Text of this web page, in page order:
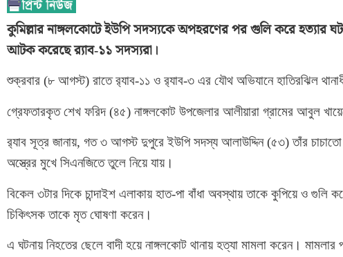
কুমিল্লার নাঙ্গলকোটে ইউপি সদস্যকে অপহরণের পর গুলি করে হত্যার
আটক করেছে র‌্যাব-১১ সদস্যরা।
শুক্রবার (৮ আগস্ট) রাতে র‌্যাব-১১ ও র‌্যাব-৩ এর যৌথ অভিযানে হাতিরঝিল
গ্রেফতারকৃত শেখ ফরিদ (৪৫) নাঙ্গলকোট উপজেলার আলীয়ারা গ্রামের আবুল
র‌্যাব সূত্র জানায়, গত ৩ আগস্ট দুপুরে ইউপি সদস্য আলাউদ্দিন (৫৩) তাঁর চাচাতো
অস্ত্রের মুখে সিএনজিতে তুলে নিয়ে যায়।
বিকেল ৩টার দিকে চান্দাইশ এলাকায় হাত-পা বাঁধা অবস্থায় তাকে কুপিয়ে ও গুলি
চিকিৎসক তাকে মৃত ঘোষণা করেন।
এ ঘটনায় নিহতের ছেলে বাদী হয়ে নাঙ্গলকোট থানায় হত্যা মামলা করেন।